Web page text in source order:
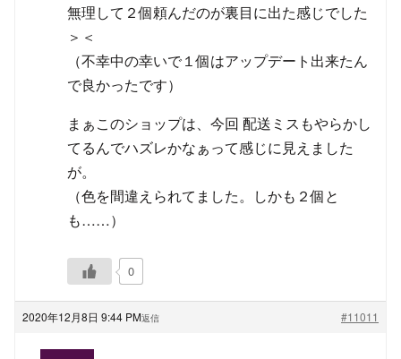
無理して２個頼んだのが裏目に出た感じでした
＞＜
（不幸中の幸いで１個はアップデート出来たん
で良かったです）
まぁこのショップは、今回 配送ミスもやらかし
てるんでハズレかなぁって感じに見えました
が。
（色を間違えられてました。しかも２個と
も……）
0
2020年12月8日 9:44 PM #11011
返信